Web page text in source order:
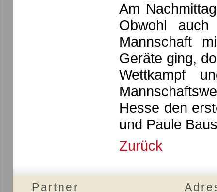
Am
Obwohl
Mannschaft
Geräte ging,
Wettkampf
Hesse den
und Paule
Zurück
Partner